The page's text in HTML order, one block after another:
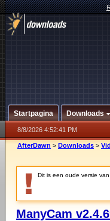
Startpagina Downloads
8/8/2026 4:52:41 PM
AfterDawn > Downloads >
Dit is een oude versie
ManyCam